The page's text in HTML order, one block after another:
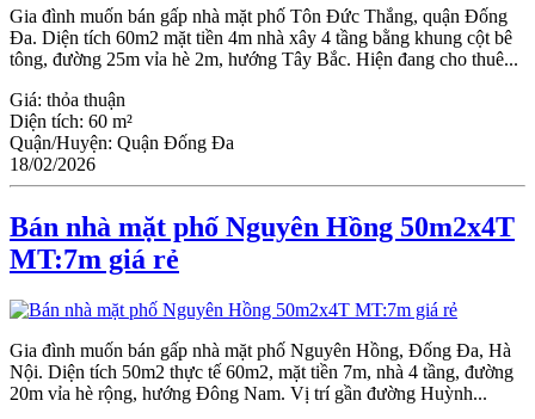
Gia đình muốn bán gấp nhà mặt phố Tôn Đức Thắng, quận Đống
Đa. Diện tích 60m2 mặt tiền 4m nhà xây 4 tầng bằng khung cột bê
tông, đường 25m vỉa hè 2m, hướng Tây Bắc. Hiện đang cho thuê...
Giá: thỏa thuận
Diện tích: 60 m²
Quận/Huyện: Quận Đống Đa
18/02/2026
Bán nhà mặt phố Nguyên Hồng 50m2x4T
MT:7m giá rẻ
Gia đình muốn bán gấp nhà mặt phố Nguyên Hồng, Đống Đa, Hà
Nội. Diện tích 50m2 thực tế 60m2, mặt tiền 7m, nhà 4 tầng, đường
20m vỉa hè rộng, hướng Đông Nam. Vị trí gần đường Huỳnh...